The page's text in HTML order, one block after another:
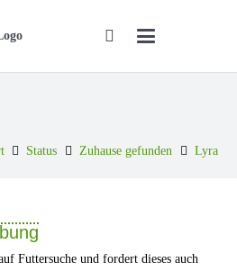
Status Zuhause gefunden Lyra
Futtersuche und fordert dieses auch